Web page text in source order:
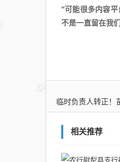
"可能很多内容平
不是一直留在我
临时负责人转正！苗永生履
相关推荐